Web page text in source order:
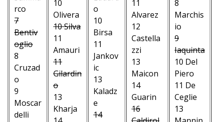
rco
7
Bentiv
oglio
8
Cruzad
o
9
Moscar
delli
10
Olivera
10 Silva
11
Amauri
11
Gilardin
o
13
Kharja
o
10
Birsa
11
Jankov
ic
13
Kaladz
e
14
11
Alvarez
12
Castella
zzi
13
Maicon
14
Guarin
16
8
Marchis
io
9
Iaquinta
10 Del
Piero
11 De
Ceglie
13